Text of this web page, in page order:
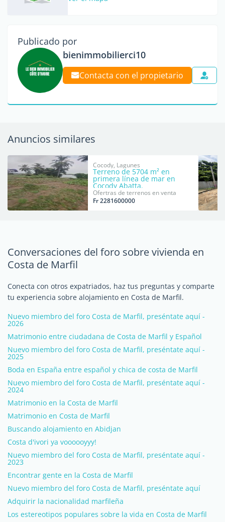
Publicado por
bienimmobilierci10
Contacta con el propietario
Anuncios similares
Cocody, Lagunes
Terreno de 5704 m² en
primera línea de mar en
Cocody Abatta.
Ofertras de terrenos en venta
Fr 2281600000
Conversaciones del foro sobre vivienda en
Costa de Marfil
Conecta con otros expatriados, haz tus preguntas y comparte
tu experiencia sobre alojamiento en Costa de Marfil.
Nuevo miembro del foro Costa de Marfil, preséntate aquí -
2026
Matrimonio entre ciudadana de Costa de Marfil y Español
Nuevo miembro del foro Costa de Marfil, preséntate aquí -
2025
Boda en España entre español y chica de costa de Marfil
Nuevo miembro del foro Costa de Marfil, preséntate aquí -
2024
Matrimonio en la Costa de Marfil
Matrimonio en Costa de Marfil
Buscando alojamiento en Abidjan
Costa d'ivori ya voooooyyy!
Nuevo miembro del foro Costa de Marfil, preséntate aquí -
2023
Encontrar gente en la Costa de Marfil
Nuevo miembro del foro Costa de Marfil, preséntate aquí
Adquirir la nacionalidad marfileña
Los estereotipos populares sobre la vida en Costa de Marfil